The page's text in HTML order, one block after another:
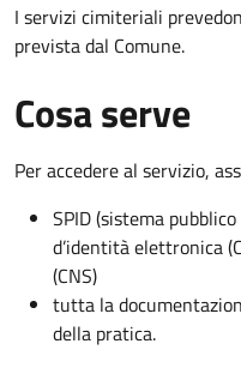
I servizi cimiteriali
prevista dal Comune.
Cosa serve
Per accedere al servizio,
SPID (sistema
d’identità elettronica
(CNS)
tutta la
della pratica.